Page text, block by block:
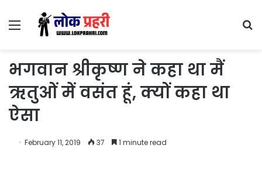
Menu
भगवान श्रीकृष्ण ने कहा था मैं
ऋतुओं में वसंत हूं, क्यों कहा था
ऐसा
February 11, 2019 37 1 minute read